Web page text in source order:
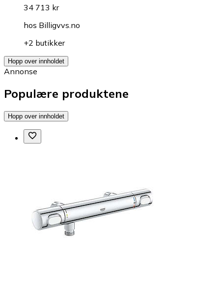
34 713 kr
hos Billigvvs.no
+2 butikker
Hopp over innholdet
Annonse
Populære produktene
Hopp over innholdet